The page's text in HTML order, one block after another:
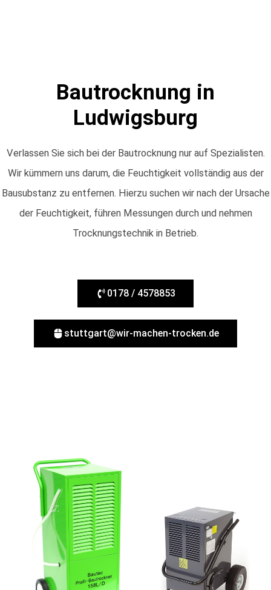
Bautrocknung in
Ludwigsburg
Verlassen Sie sich bei der Bautrocknung nur auf Spezialisten.
Wir kümmern uns darum, die Feuchtigkeit vollständig aus der
Bausubstanz zu entfernen. Hierzu suchen wir nach der Ursache
der Feuchtigkeit, führen Messungen durch und nehmen
Trocknungstechnik in Betrieb.
0178 / 4578853
stuttgart@wir-machen-trocken.de